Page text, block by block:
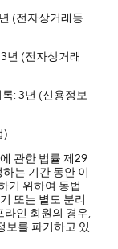
(전자상거래등
년 (전자상거래
: 3년 (신용정보
)
관한 법률 제29
는 기간 동안 이
기 위하여 동법
또는 별도 분리
라인 회원의 경우,
보를 파기하고 있